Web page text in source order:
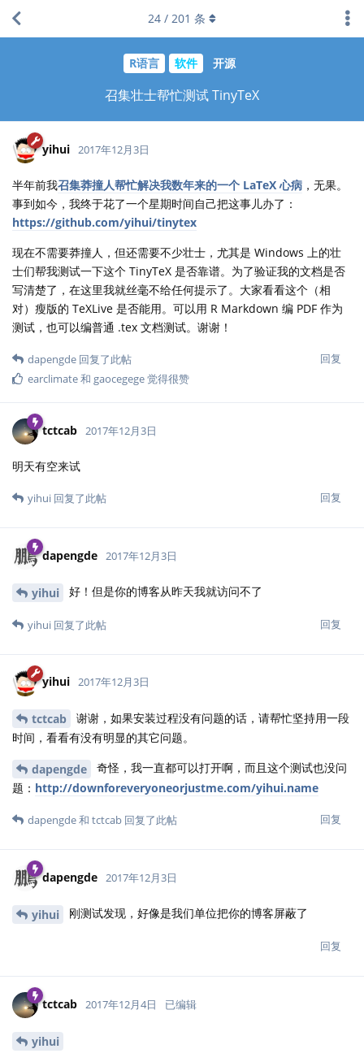
R语言 软件 开源
召集壮士帮忙测试 TinyTeX
24 / 201 条
yihui 2017年12月3日
半年前我召集莽撞人帮忙解决我数年来的一个 LaTeX 心病 ，无果。
事到如今，我终于花了一个星期时间自己把这事儿办了：
https://github.com/yihui/tinytex
现在不需要莽撞人，但还需要不少壮士，尤其是 Windows 上的壮
士们帮我测试一下这个 TinyTeX 是否靠谱。为了验证我的文档是否
写清楚了，在这里我就丝毫不给任何提示了。大家看看这个（相
对）瘦版的 TeXLive 是否能用。可以用 R Markdown 编 PDF 作为
测试，也可以编普通 .tex 文档测试。谢谢！
回复
dapengde 回复了此帖
earclimate和 gaocegege觉得很赞
tctcab 2017年12月3日
明天有空来试
回复
yihui 回复了此帖
dapengde 2017年12月3日
yihui 好！但是你的博客从昨天我就访问不了
回复
yihui 回复了此帖
yihui 2017年12月3日
tctcab
谢谢，如果安装过程没有问题的话，请帮忙坚持用一段
时间，看看有没有明显的其它问题。
dapengde
奇怪，我一直都可以打开啊，而且这个测试也没问
题： http://downforeveryoneorjustme.com/yihui.name
回复
dapengde和 tctcab 回复了此帖
dapengde 2017年12月3日
yihui 刚测试发现，好像是我们单位把你的博客屏蔽了
回复
tctcab 2017年12月4日 已编辑
yihui